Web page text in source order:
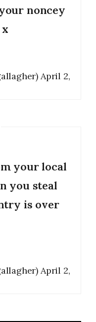
noncey
April 2,
your local
you steal
is over
April 2,